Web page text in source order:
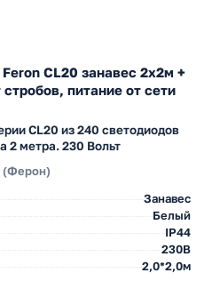
CL20 занавес 2x2м +
питание от сети
CL20 из 240 светодиодов
2 метра. 230 Вольт
(Ферон)
Занавес
Белый
IP44
230В
2,0*2,0м